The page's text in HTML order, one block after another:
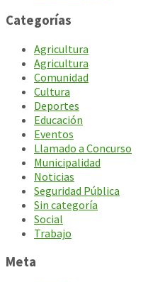
Categorías
Agricultura
Agricultura
Comunidad
Cultura
Deportes
Educación
Eventos
Llamado a Concurso
Municipalidad
Noticias
Seguridad Pública
Sin categoría
Social
Trabajo
Meta